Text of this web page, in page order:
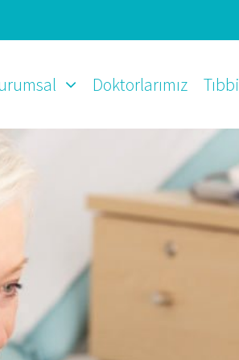
Doktorlarımız